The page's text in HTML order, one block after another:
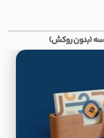
(بدون روکش)